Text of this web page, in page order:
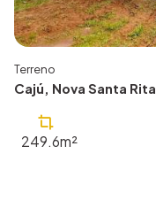
Terreno
Cajú, Nova Santa Rita
249.6m²